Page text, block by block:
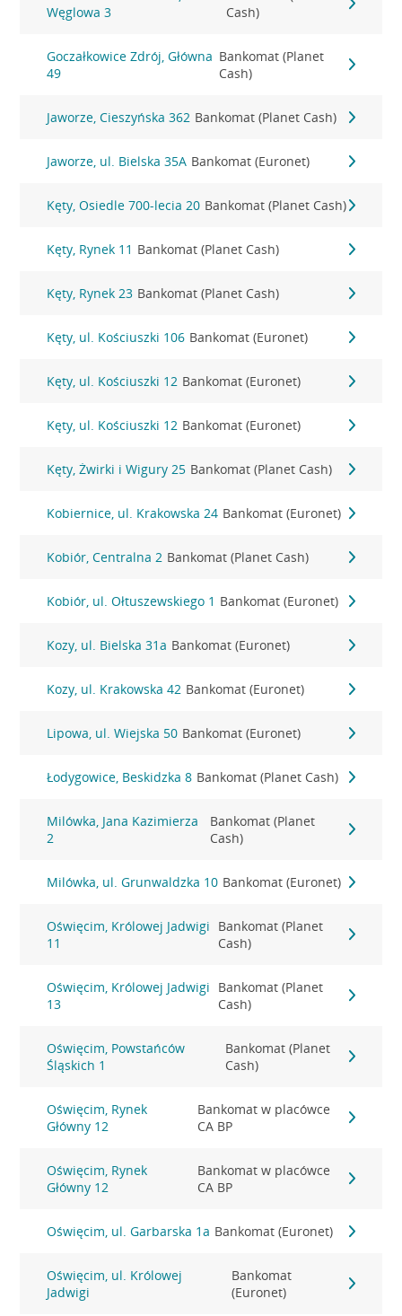
Węglowa 3
Cash)
Goczałkowice Zdrój, Główna
49
Bankomat (Planet
Cash)
Jaworze, Cieszyńska 362 Bankomat (Planet Cash)
Jaworze, ul. Bielska 35A Bankomat (Euronet)
Kęty, Osiedle 700-lecia 20 Bankomat (Planet Cash)
Kęty, Rynek 11 Bankomat (Planet Cash)
Kęty, Rynek 23 Bankomat (Planet Cash)
Kęty, ul. Kościuszki 106 Bankomat (Euronet)
Kęty, ul. Kościuszki 12 Bankomat (Euronet)
Kęty, ul. Kościuszki 12 Bankomat (Euronet)
Kęty, Żwirki i Wigury 25 Bankomat (Planet Cash)
Kobiernice, ul. Krakowska 24 Bankomat (Euronet)
Kobiór, Centralna 2 Bankomat (Planet Cash)
Kobiór, ul. Ołtuszewskiego 1 Bankomat (Euronet)
Kozy, ul. Bielska 31a Bankomat (Euronet)
Kozy, ul. Krakowska 42 Bankomat (Euronet)
Lipowa, ul. Wiejska 50 Bankomat (Euronet)
Łodygowice, Beskidzka 8 Bankomat (Planet Cash)
Milówka, Jana Kazimierza
2
Bankomat (Planet
Cash)
Milówka, ul. Grunwaldzka 10 Bankomat (Euronet)
Oświęcim, Królowej Jadwigi
11
Bankomat (Planet
Cash)
Oświęcim, Królowej Jadwigi
13
Bankomat (Planet
Cash)
Oświęcim, Powstańców
Śląskich 1
Bankomat (Planet
Cash)
Oświęcim, Rynek
Główny 12
Bankomat w placówce
CA BP
Oświęcim, Rynek
Główny 12
Bankomat w placówce
CA BP
Oświęcim, ul. Garbarska 1a Bankomat (Euronet)
Oświęcim, ul. Królowej
Jadwigi
Bankomat
(Euronet)